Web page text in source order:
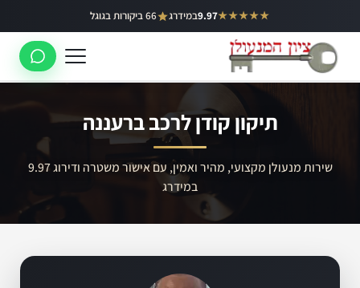
לתוכן
★★★★★
9.97במידרג 66 ביקורות בגוגל באר יעקב
ראשון לציון
רמלה
תיקון קודן לרכב ברעננה
שירות מנעולן מקצועי, מהיר ואמין, עם אישור משטרה ודירוג 9.97
במידרג